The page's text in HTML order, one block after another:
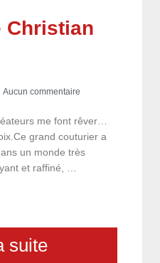
Christian
Aucun commentaire
me font rêver…
grand couturier a
un monde très
et raffiné, …
suite